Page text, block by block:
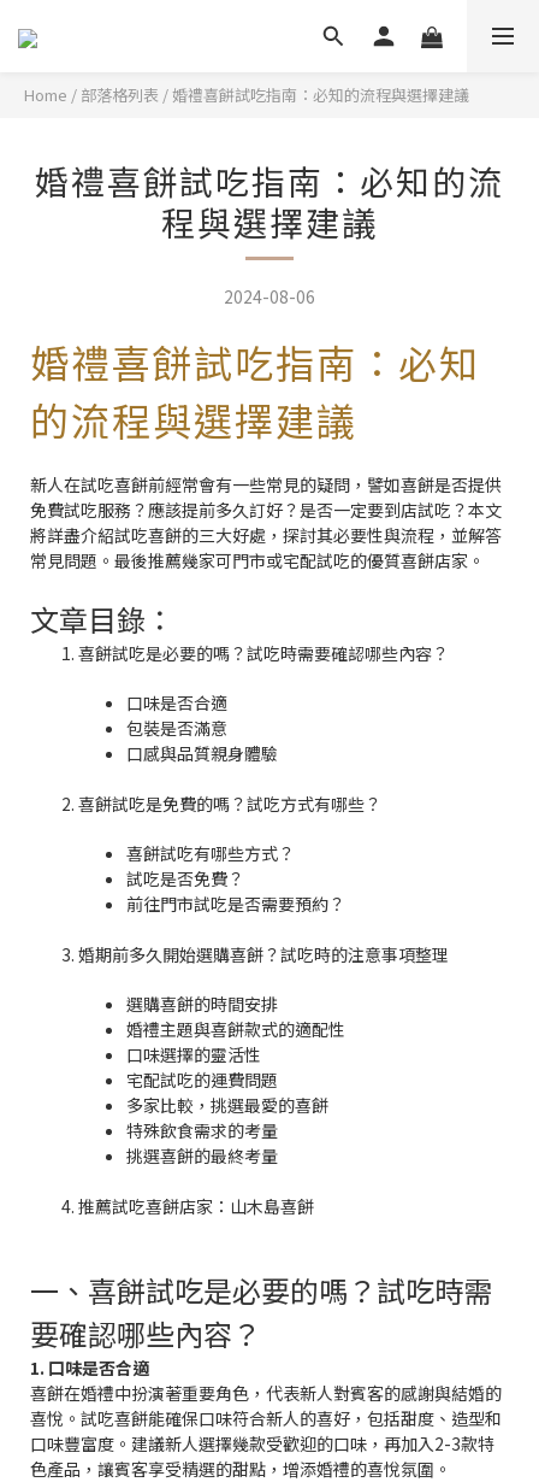
Home / 部落格列表 /婚禮喜餅試吃指南：必知的流程與選擇建議
婚禮喜餅試吃指南：必知的流
程與選擇建議
2024-08-06
婚禮喜餅試吃指南：必知
的流程與選擇建議
新人在試吃喜餅前經常會有一些常見的疑問，譬如喜餅是否提供
免費試吃服務？應該提前多久訂好？是否一定要到店試吃？本文
將詳盡介紹試吃喜餅的三大好處，探討其必要性與流程，並解答
常見問題。最後推薦幾家可門市或宅配試吃的優質喜餅店家。
文章目錄：
喜餅試吃是必要的嗎？試吃時需要確認哪些內容？
口味是否合適
包裝是否滿意
口感與品質親身體驗
喜餅試吃是免費的嗎？試吃方式有哪些？
喜餅試吃有哪些方式？
試吃是否免費？
前往門市試吃是否需要預約？
婚期前多久開始選購喜餅？試吃時的注意事項整理
選購喜餅的時間安排
婚禮主題與喜餅款式的適配性
口味選擇的靈活性
宅配試吃的運費問題
多家比較，挑選最愛的喜餅
特殊飲食需求的考量
挑選喜餅的最終考量
推薦試吃喜餅店家：山木島喜餅
一、喜餅試吃是必要的嗎？試吃時需
要確認哪些內容？
1. 口味是否合適
喜餅在婚禮中扮演著重要角色，代表新人對賓客的感謝與結婚的
喜悅。試吃喜餅能確保口味符合新人的喜好，包括甜度、造型和
口味豐富度。建議新人選擇幾款受歡迎的口味，再加入2-3款特
色產品，讓賓客享受精選的甜點，增添婚禮的喜悅氛圍。